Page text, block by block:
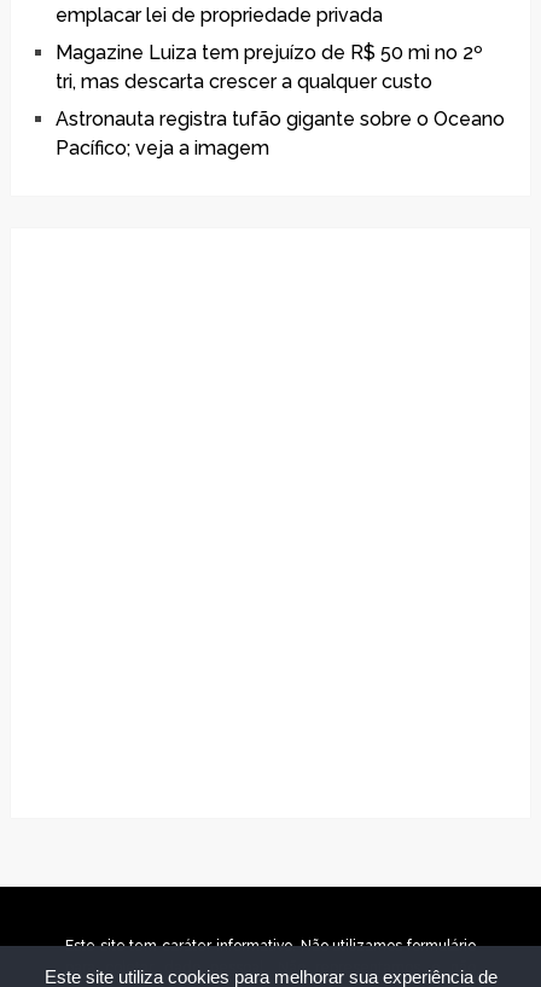
Este site utiliza cookies para melhorar sua experiência de
emplacar lei de propriedade privada
Magazine Luiza tem prejuízo de R$ 50 mi no 2º
tri, mas descarta crescer a qualquer custo
Astronauta registra tufão gigante sobre o Oceano
Pacífico; veja a imagem
Este site tem caráter informativo. Não utilizamos formulário
para coletar dado pessoal. Não representamos e não